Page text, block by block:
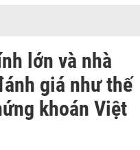
lớn và nhà
giá như thế
khoán Việt